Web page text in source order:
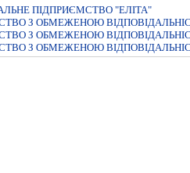
ПІДПРИЄМСТВО "ЕЛІТА"
З ОБМЕЖЕНОЮ
З ОБМЕЖЕНОЮ
З ОБМЕЖЕНОЮ